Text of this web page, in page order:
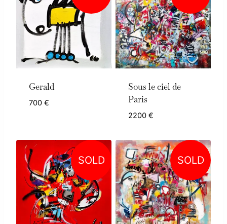
Gerald
700 €
Sous le ciel de
Paris
2200 €
SOLD SOLD